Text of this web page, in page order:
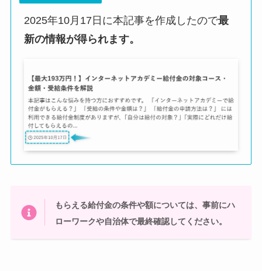
2025年10月17日に本記事を作成したので最
新の情報が得られます。
もらえる給付金の条件や額については、事前にハ
ローワークや自治体で最終確認してください。